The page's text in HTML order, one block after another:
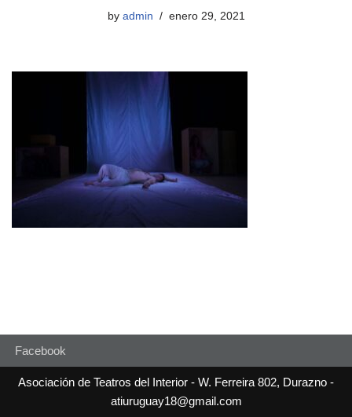
by admin enero 29, 2021
Facebook
Asociación de Teatros del Interior - W. Ferreira 802, Durazno -
atiuruguay18@gmail.com